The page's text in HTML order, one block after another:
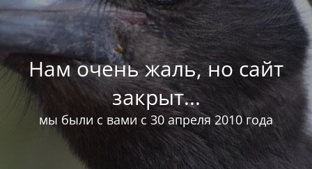
Нам очень жаль, но сайт
закрыт...
мы были с вами с 30 апреля 2010 года